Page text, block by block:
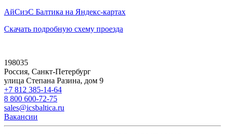
АйСиэС Балтика на Яндекс-картах
Скачать подробную схему проезда
198035
Россия, Санкт-Петербург
улица Степана Разина, дом 9
+7 812 385-14-64
8 800 600-72-75
sales@icsbaltica.ru
Вакансии